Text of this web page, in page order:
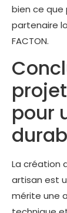
bien ce
partenaire
FACTON.
pour
La création
artisan est
mérite une